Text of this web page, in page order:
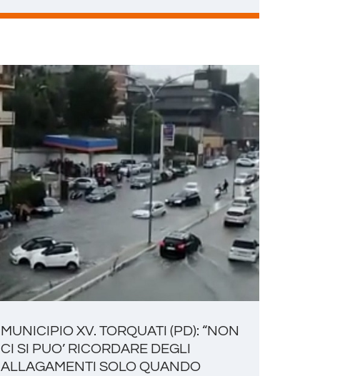
MUNICIPIO XV. TORQUATI (PD): “NON
CI SI PUO’ RICORDARE DEGLI
ALLAGAMENTI SOLO QUANDO